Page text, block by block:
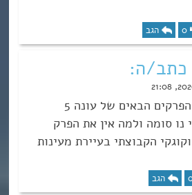
0 הגב
כתב/ה:
מתי יצא הפרקים הבאים של עונה 5
נו סומה ולמה אין את הפרק
הקבוצתי בעיירת מעינות
הגב